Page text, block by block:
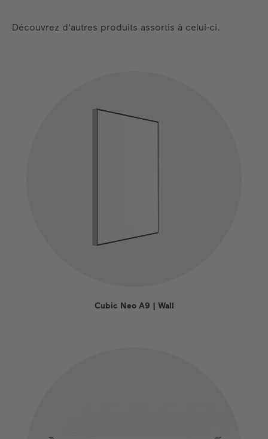
Découvrez d'autres produits assortis à celui-ci.
Cubic Neo A9 | Wall